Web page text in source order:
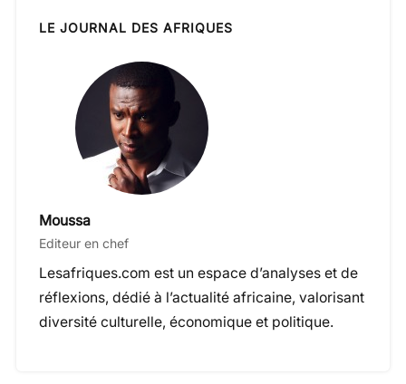
LE JOURNAL DES AFRIQUES
Moussa
Editeur en chef
Lesafriques.com est un espace d’analyses et de
réflexions, dédié à l’actualité africaine, valorisant
diversité culturelle, économique et politique.